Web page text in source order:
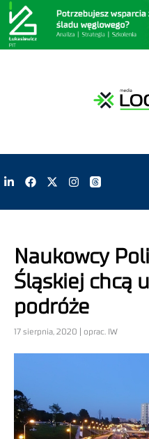
Naukowcy
Śląskiej chcą
podróże
17 sierpnia, 2020 | oprac. IW